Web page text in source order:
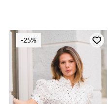
-25%